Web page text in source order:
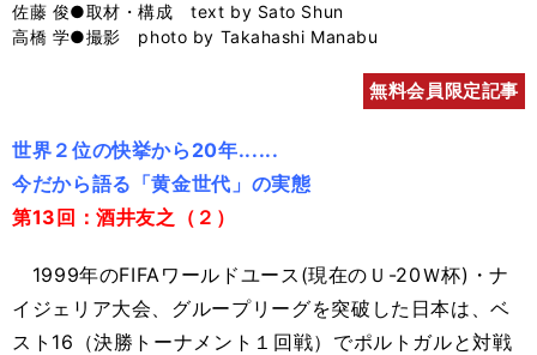
バ
佐藤 俊●取材・構成 text by Sato Shun
高橋 学●撮影 photo by Takahashi Manabu
無料会員限定記事
世界２位の快挙から20年......
今だから語る「黄金世代」の実態
第13回：酒井友之（２）
1999年のFIFAワールドユース(現在のＵ-20Ｗ杯)・ナ
イジェリア大会、グループリーグを突破した日本は、ベ
スト16（決勝トーナメント１回戦）でポルトガルと対戦